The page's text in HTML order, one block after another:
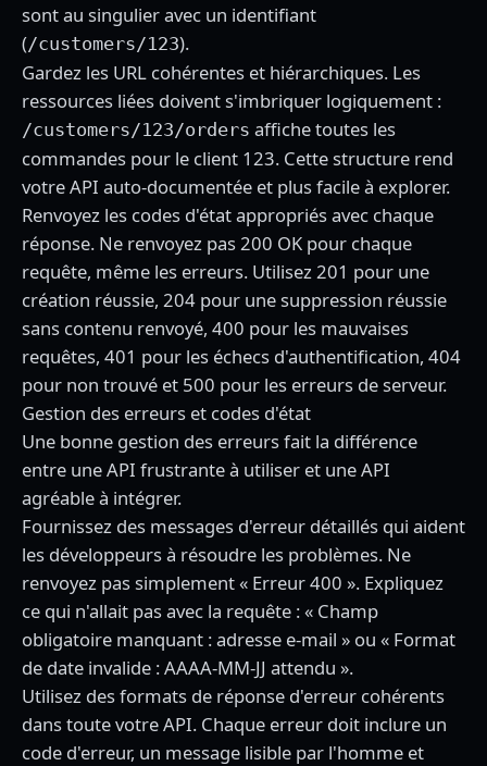
sont au singulier avec un identifiant
(/customers/123).
Gardez les URL cohérentes et hiérarchiques. Les
ressources liées doivent s'imbriquer logiquement :
/customers/123/orders affiche toutes les
commandes pour le client 123. Cette structure rend
votre API auto-documentée et plus facile à explorer.
Renvoyez les codes d'état appropriés avec chaque
réponse. Ne renvoyez pas 200 OK pour chaque
requête, même les erreurs. Utilisez 201 pour une
création réussie, 204 pour une suppression réussie
sans contenu renvoyé, 400 pour les mauvaises
requêtes, 401 pour les échecs d'authentification, 404
pour non trouvé et 500 pour les erreurs de serveur.
Gestion des erreurs et codes d'état
Une bonne gestion des erreurs fait la différence
entre une API frustrante à utiliser et une API
agréable à intégrer.
Fournissez des messages d'erreur détaillés qui aident
les développeurs à résoudre les problèmes. Ne
renvoyez pas simplement « Erreur 400 ». Expliquez
ce qui n'allait pas avec la requête : « Champ
obligatoire manquant : adresse e-mail » ou « Format
de date invalide : AAAA-MM-JJ attendu ».
Utilisez des formats de réponse d'erreur cohérents
dans toute votre API. Chaque erreur doit inclure un
code d'erreur, un message lisible par l'homme et